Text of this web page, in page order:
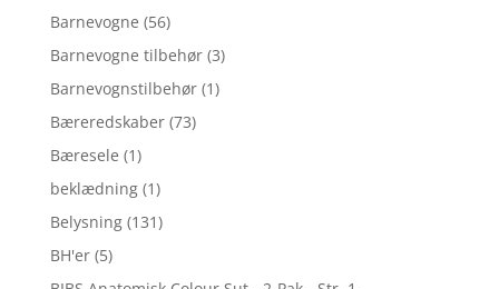
Barnevogne (56)
Barnevogne tilbehør (3)
Barnevognstilbehør (1)
Bæreredskaber (73)
Bæresele (1)
beklædning (1)
Belysning (131)
BH'er (5)